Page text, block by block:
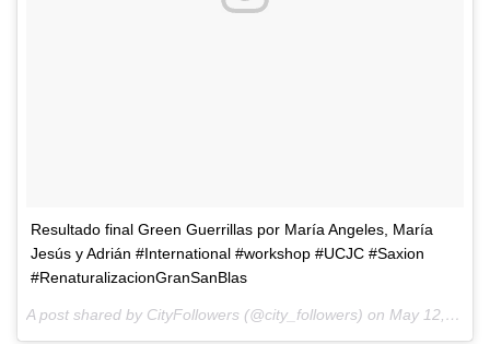
Resultado final Green Guerrillas por María Angeles, María
Jesús y Adrián #International #workshop #UCJC #Saxion
#RenaturalizacionGranSanBlas
A post shared by CityFollowers (@city_followers) on May 12, 2017 at 4:17am PDT